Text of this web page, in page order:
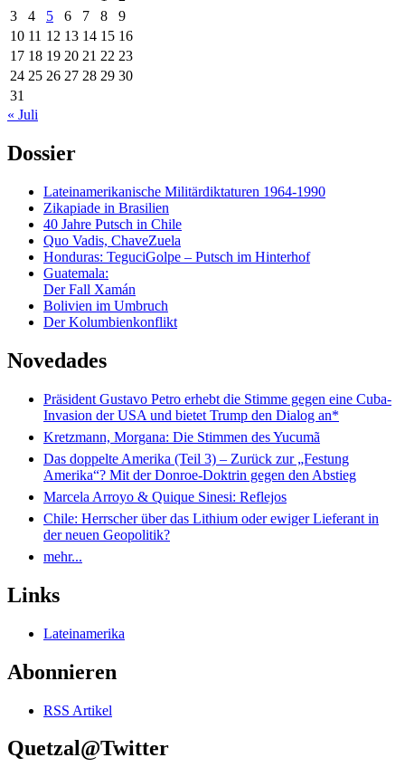
3
4 5 6 7 8
9
10 11 12 13 14 15 16
17 18 19 20 21 22 23
24 25 26 27 28 29 30
31
« Juli
Dossier
Lateinamerikanische Militärdiktaturen 1964-1990
Zikapiade in Brasilien
40 Jahre Putsch in Chile
Quo Vadis, ChaveZuela
Honduras: TeguciGolpe – Putsch im Hinterhof
Guatemala:
Der Fall Xamán
Bolivien im Umbruch
Der Kolumbienkonflikt
Novedades
Präsident Gustavo Petro erhebt die Stimme gegen eine Cuba-
Invasion der USA und bietet Trump den Dialog an*
Kretzmann, Morgana: Die Stimmen des Yucumã
Das doppelte Amerika (Teil 3) – Zurück zur „Festung
Amerika“? Mit der Donroe-Doktrin gegen den Abstieg
Marcela Arroyo & Quique Sinesi: Reflejos
Chile: Herrscher über das Lithium oder ewiger Lieferant in
der neuen Geopolitik?
mehr...
Links
Lateinamerika
Abonnieren
RSS Artikel
Quetzal@Twitter